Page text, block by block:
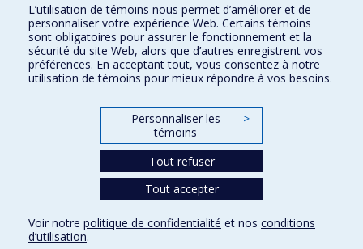
Plan du site
Signaler une erreur
Accessibilité
FACULTÉ DES ARTS ET DES SCIENCES
Nos départements et écoles
Conditions d’utilisation
L’utilisation de témoins nous permet d’améliorer et de
personnaliser votre expérience Web. Certains témoins
sont obligatoires pour assurer le fonctionnement et la
sécurité du site Web, alors que d’autres enregistrent vos
préférences. En acceptant tout, vous consentez à notre
utilisation de témoins pour mieux répondre à vos besoins.
Personnaliser les
témoins
>
Tout refuser
Tout accepter
Voir notre politique de confidentialité et nos conditions
d’utilisation.